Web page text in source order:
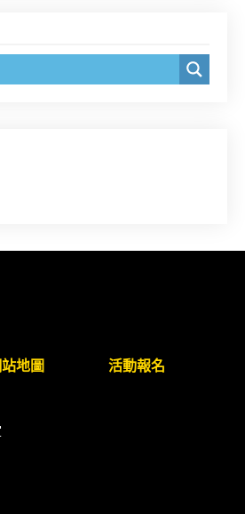
通訊報名,115年9月11日止(以郵
會員(8/14前線上表單登記)
)舉辦「AI職場應用」進修課程
:2026台灣冤平反協會年度論
場霸凌調查專業人才(律師)培
錄取通知已發送
日(六)上午舉辦「使用AI如何幫
地圖 活動報名